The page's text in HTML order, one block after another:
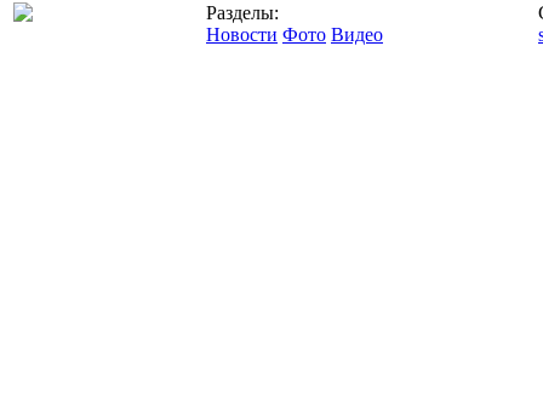
Разделы:
Новости Фото Видео